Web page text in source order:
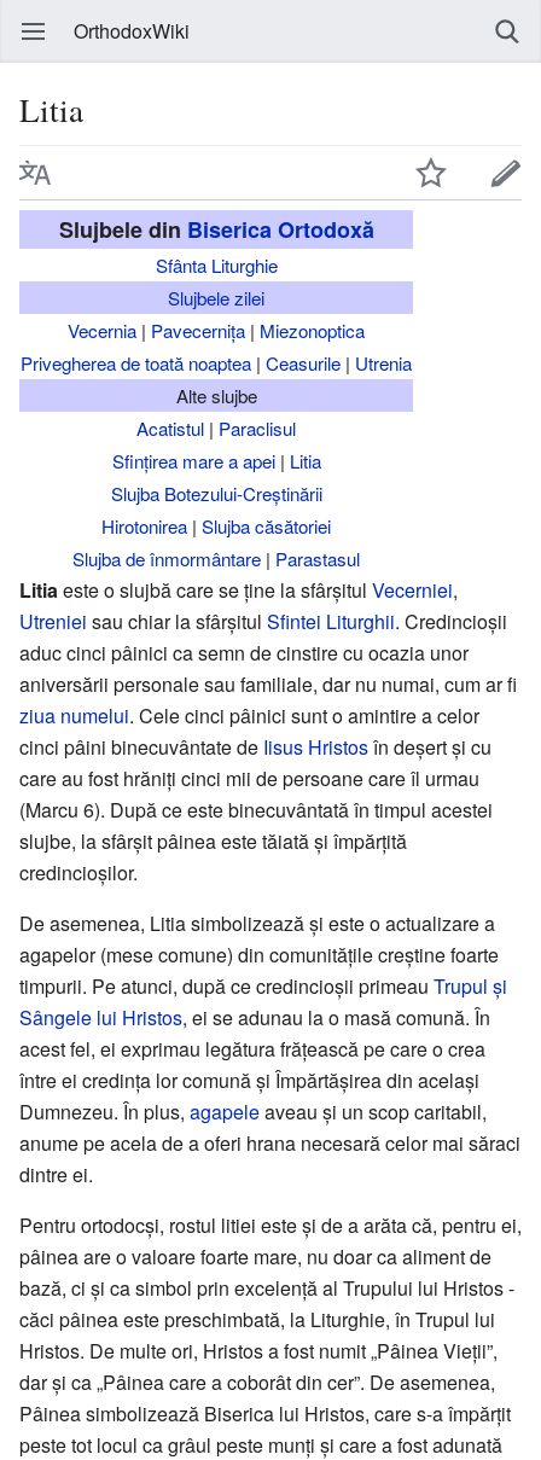
OrthodoxWiki
Litia
Slujbele din Biserica Ortodoxă
Sfânta Liturghie
Slujbele zilei
Vecernia | Pavecernița | Miezonoptica
Privegherea de toată noaptea | Ceasurile | Utrenia
Alte slujbe
Acatistul | Paraclisul
Sfințirea mare a apei| Litia
Slujba Botezului-Creștinării
Hirotonirea | Slujba căsătoriei
Slujba de înmormântare | Parastasul
Litia este o slujbă care se ține la sfârșitul Vecerniei,
Utreniei sau chiar la sfârșitul Sfintei Liturghii. Credincioșii
aduc cinci pâinici ca semn de cinstire cu ocazia unor
aniversării personale sau familiale, dar nu numai, cum ar fi
ziua numelui. Cele cinci pâinici sunt o amintire a celor
cinci pâini binecuvântate de Iisus Hristosîn deșert și cu
care au fost hrăniți cinci mii de persoane care îl urmau
(Marcu 6). După ce este binecuvântată în timpul acestei
slujbe, la sfârșit pâinea este tăiată și împărțită
credincioșilor.
De asemenea, Litia simbolizează și este o actualizare a
agapelor (mese comune) din comunitățile creștine foarte
timpurii. Pe atunci, după ce credincioșii primeau Trupul și
Sângele lui Hristos, ei se adunau la o masă comună. În
acest fel, ei exprimau legătura frățească pe care o crea
între ei credința lor comună și Împărtășirea din același
Dumnezeu. În plus, agapeleaveau și un scop caritabil,
anume pe acela de a oferi hrana necesară celor mai săraci
dintre ei.
Pentru ortodocși, rostul litiei este și de a arăta că, pentru ei,
pâinea are o valoare foarte mare, nu doar ca aliment de
bază, ci și ca simbol prin excelență al Trupului lui Hristos -
căci pâinea este preschimbată, la Liturghie, în Trupul lui
Hristos. De multe ori, Hristos a fost numit „Pâinea Vieții”,
dar și ca „Pâinea care a coborât din cer”. De asemenea,
Pâinea simbolizează Biserica lui Hristos, care s-a împărțit
peste tot locul ca grâul peste munți și care a fost adunată